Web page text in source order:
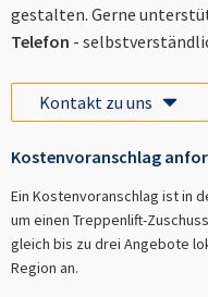
gestalten. Gerne
Telefon -
Kontakt zu uns
Kostenvoranschlag
Ein Kostenvoranschlag ist in
um einen Treppenlift-
gleich bis zu drei Angebote
Region an.